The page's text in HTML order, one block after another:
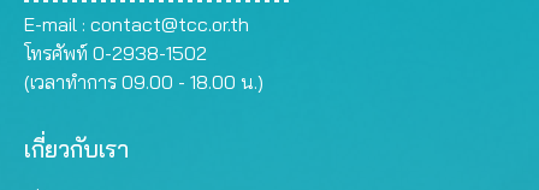
E-mail : contact@tcc.or.th
โทรศัพท์ 0-2938-1502
(เวลาทำการ 09.00 - 18.00 น.)
เกี่ยวกับเรา